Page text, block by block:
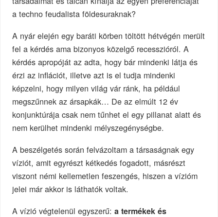
a techno feudalista földesuraknak?
A nyár elején egy baráti körben töltött hétvégén merült
fel a kérdés ama bizonyos közelgő recesszióról. A
kérdés apropóját az adta, hogy bár mindenki látja és
érzi az inflációt, illetve azt is el tudja mindenki
képzelni, hogy milyen világ vár ránk, ha például
megszűnnek az ársapkák… De az elmúlt 12 év
konjunktúrája csak nem tűnhet el egy pillanat alatt és
nem kerülhet mindenki mélyszegénységbe.
A beszélgetés során felvázoltam a társaságnak egy
víziót, amit egyrészt kétkedés fogadott, másrészt
viszont némi kellemetlen feszengés, hiszen a vízióm
jelei már akkor is láthatók voltak.
A vízió végtelenül egyszerű:a termékek és